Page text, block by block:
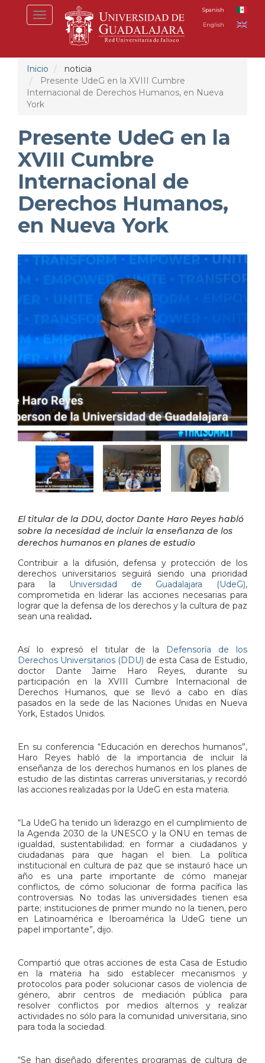
Toggle
navigation
Spanish
English
Inicio
noticia
Presente UdeG en la XVIII Cumbre
Internacional de Derechos Humanos, en Nueva
York
Presente UdeG en la
XVIII Cumbre
Internacional de
Derechos Humanos,
en Nueva York
El titular de la DDU, doctor Dante Haro Reyes habló
sobre la necesidad de incluir la enseñanza de los
derechos humanos en planes de estudio
Contribuir a la difusión, defensa y protección de los
derechos universitarios seguirá siendo una prioridad
para la Universidad de Guadalajara (UdeG),
comprometida en liderar las acciones necesarias para
lograr que la defensa de los derechos y la cultura de paz
sean una realidad.
Así lo expresó el titular de la Defensoría de los
Derechos Universitarios (DDU) de esta Casa de Estudio,
doctor Dante Jaime Haro Reyes, durante su
participación en la XVIII Cumbre Internacional de
Derechos Humanos, que se llevó a cabo en días
pasados en la sede de las Naciones Unidas en Nueva
York, Estados Unidos.
En su conferencia “Educación en derechos humanos”,
Haro Reyes habló de la importancia de incluir la
enseñanza de los derechos humanos en los planes de
estudio de las distintas carreras universitarias, y recordó
las acciones realizadas por la UdeG en esta materia.
“La UdeG ha tenido un liderazgo en el cumplimiento de
la Agenda 2030 de la UNESCO y la ONU en temas de
igualdad, sustentabilidad; en formar a ciudadanos y
ciudadanas para que hagan el bien. La política
institucional en cultura de paz que se instauró hace un
año es una parte importante de cómo manejar
conflictos, de cómo solucionar de forma pacífica las
controversias. No todas las universidades tienen esa
parte; instituciones de primer mundo no la tienen, pero
en Latinoamérica e Iberoamérica la UdeG tiene un
papel importante”, dijo.
Compartió que otras acciones de esta Casa de Estudio
en la materia ha sido establecer mecanismos y
protocolos para poder solucionar casos de violencia de
género, abrir centros de mediación pública para
resolver conflictos por medios alternos y realizar
actividades no sólo para la comunidad universitaria, sino
para toda la sociedad.
“Se han diseñado diferentes programas de cultura de